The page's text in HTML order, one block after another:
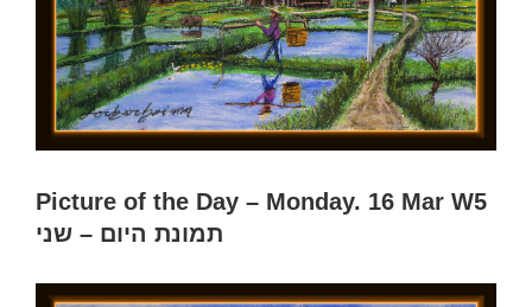
Picture of the Day – Monday. 16 Mar W5
תמונת היום – שני